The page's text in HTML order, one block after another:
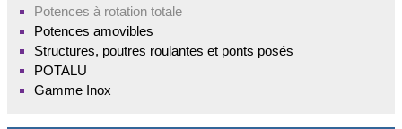
Potences à rotation totale
Potences amovibles
Structures, poutres roulantes et ponts posés
POTALU
Gamme Inox